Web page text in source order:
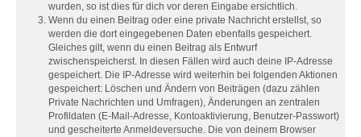
wurden, so ist dies für dich vor deren Eingabe ersichtlich.
Wenn du einen Beitrag oder eine private Nachricht erstellst, so
werden die dort eingegebenen Daten ebenfalls gespeichert.
Gleiches gilt, wenn du einen Beitrag als Entwurf
zwischenspeicherst. In diesen Fällen wird auch deine IP-Adresse
gespeichert. Die IP-Adresse wird weiterhin bei folgenden Aktionen
gespeichert: Löschen und Ändern von Beiträgen (dazu zählen
Private Nachrichten und Umfragen), Änderungen an zentralen
Profildaten (E-Mail-Adresse, Kontoaktivierung, Benutzer-Passwort)
und gescheiterte Anmeldeversuche. Die von deinem Browser